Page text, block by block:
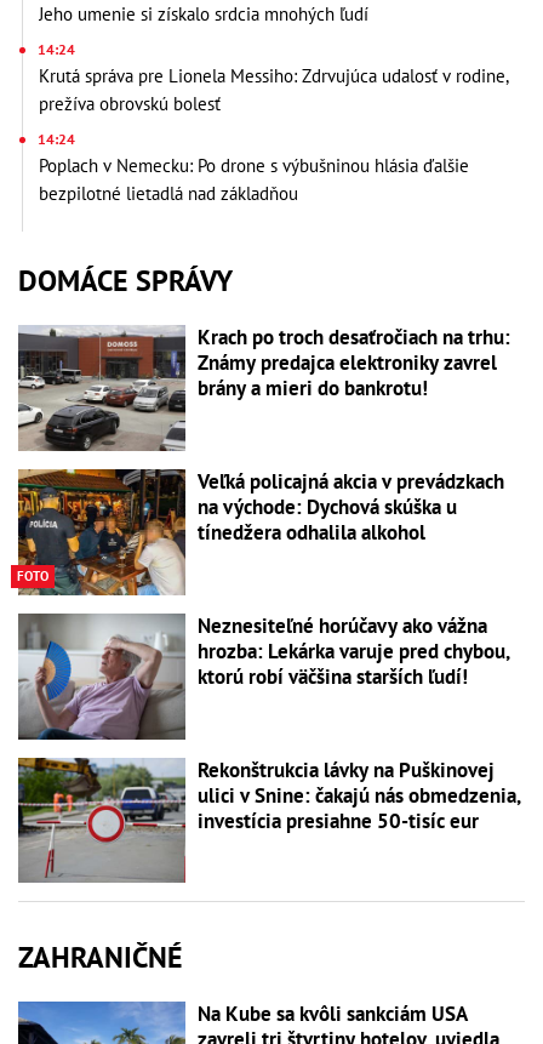
Jeho umenie si získalo srdcia mnohých ľudí
14:24
Krutá správa pre Lionela Messiho: Zdrvujúca udalosť v rodine,
prežíva obrovskú bolesť
14:24
Poplach v Nemecku: Po drone s výbušninou hlásia ďalšie
bezpilotné lietadlá nad základňou
DOMÁCE SPRÁVY
Krach po troch desaťročiach na trhu:
Známy predajca elektroniky zavrel
brány a mieri do bankrotu!
FOTO
Veľká policajná akcia v prevádzkach
na východe: Dychová skúška u
tínedžera odhalila alkohol
Neznesiteľné horúčavy ako vážna
hrozba: Lekárka varuje pred chybou,
ktorú robí väčšina starších ľudí!
Rekonštrukcia lávky na Puškinovej
ulici v Snine: čakajú nás obmedzenia,
investícia presiahne 50-tisíc eur
ZAHRANIČNÉ
Na Kube sa kvôli sankciám USA